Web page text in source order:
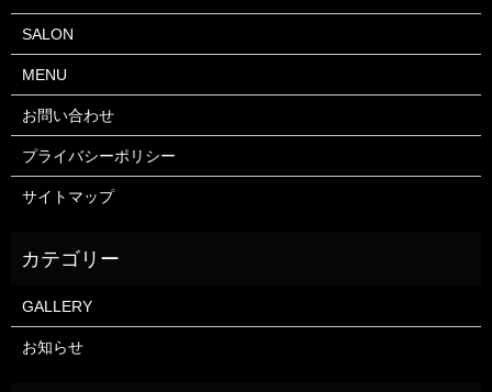
SALON
MENU
お問い合わせ
プライバシーポリシー
サイトマップ
GALLERY
お知らせ